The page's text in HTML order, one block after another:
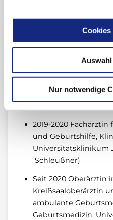
Cookies
Nur notwendige
2016 Fachärztin für
Geburtshilfe,
Henne)
Geburtshilfe,
2019-2020
und Geburtshilfe,
Universitätsklinikum
Schleußner)
Seit 2020 Oberärztin
Kreißsaaloberärztin
ambulante
Geburtsmedizin,